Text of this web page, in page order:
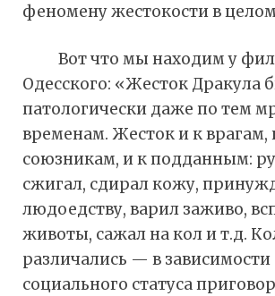
феномену жестокости в
Вот что мы находим у
Одесского: «Жесток Дракула
патологически даже по тем
временам. Жесток и к врагам,
союзникам, и к подданным:
сжигал, сдирал кожу,
людоедству, варил заживо,
животы, сажал на кол и т.д.
различались — в зави­симости
социального статуса